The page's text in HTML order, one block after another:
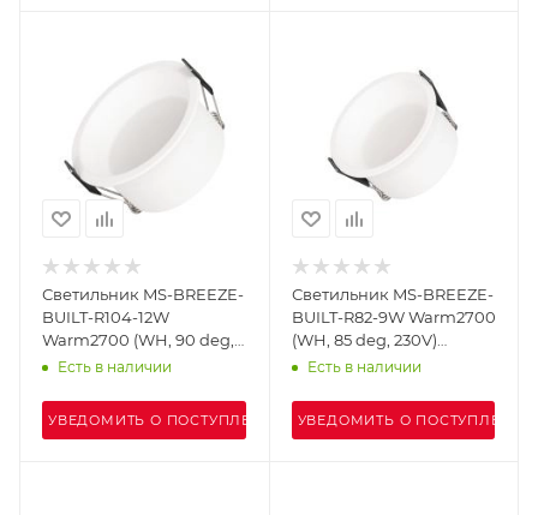
Светильник MS-BREEZE-
BUILT-R104-12W
Warm2700 (WH, 90 deg,
230V) (Arlight, IP20
Есть в наличии
УВЕДОМИТЬ О ПОСТУПЛЕНИИ
Светильник MS-BREEZE-
BUILT-R82-9W Warm2700
(WH, 85 deg, 230V)
(Arlight, IP20 Металл, 5
Есть в наличии
УВЕДОМИТЬ О ПОСТУПЛЕНИИ